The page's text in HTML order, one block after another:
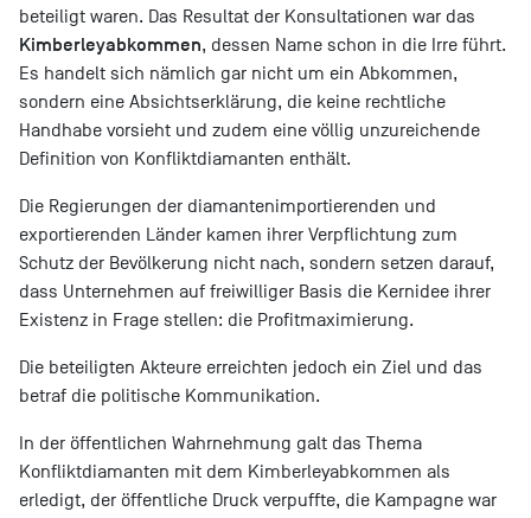
beteiligt waren. Das Resultat der Konsultationen war das
Kimberleyabkommen, dessen Name schon in die Irre führt.
Es handelt sich nämlich gar nicht um ein Abkommen,
sondern eine Absichtserklärung, die keine rechtliche
Handhabe vorsieht und zudem eine völlig unzureichende
Definition von Konfliktdiamanten enthält.
Die Regierungen der diamantenimportierenden und
exportierenden Länder kamen ihrer Verpflichtung zum
Schutz der Bevölkerung nicht nach, sondern setzen darauf,
dass Unternehmen auf freiwilliger Basis die Kernidee ihrer
Existenz in Frage stellen: die Profitmaximierung.
Die beteiligten Akteure erreichten jedoch ein Ziel und das
betraf die politische Kommunikation.
In der öffentlichen Wahrnehmung galt das Thema
Konfliktdiamanten mit dem Kimberleyabkommen als
erledigt, der öffentliche Druck verpuffte, die Kampagne war